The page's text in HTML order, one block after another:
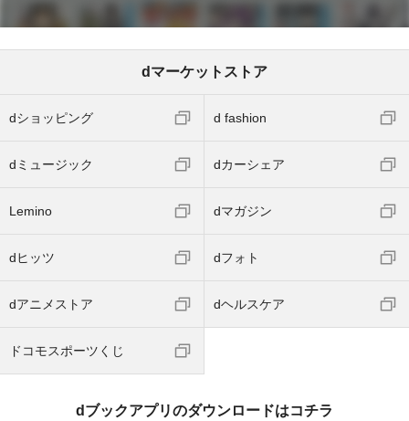
dマーケットストア
dショッピング d fashion
dミュージック dカーシェア
Lemino dマガジン
dヒッツ dフォト
dアニメストア dヘルスケア
ドコモスポーツくじ
dブックアプリのダウンロードはコチラ